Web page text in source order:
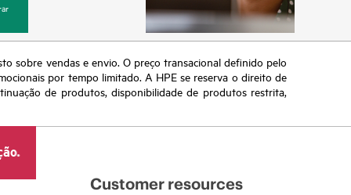
sobre vendas e envio. O preço transacional definido pelo
por tempo limitado. A HPE se reserva o direito de
de produtos, disponibilidade de produtos restrita,
Customer resources